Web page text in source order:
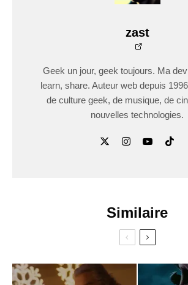
zast
Geek un jour, geek toujours. Ma
learn, share. Auteur web depuis
de culture geek, de musique, de
nouvelles technologies.
Similaire